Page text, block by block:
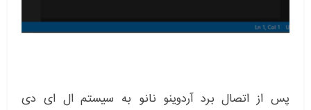
پس از اتصال برد آردوینو نانو به سیستم ال ای دی